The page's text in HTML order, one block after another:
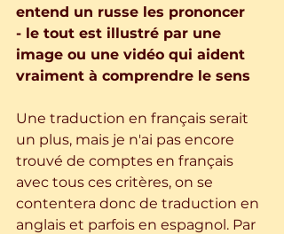
entend un russe les prononcer
- le tout est illustré par une
image ou une vidéo qui aident
vraiment à comprendre le sens
Une traduction en français serait
un plus, mais je n'ai pas encore
trouvé de comptes en français
avec tous ces critères, on se
contentera donc de traduction en
anglais et parfois en espagnol. Par